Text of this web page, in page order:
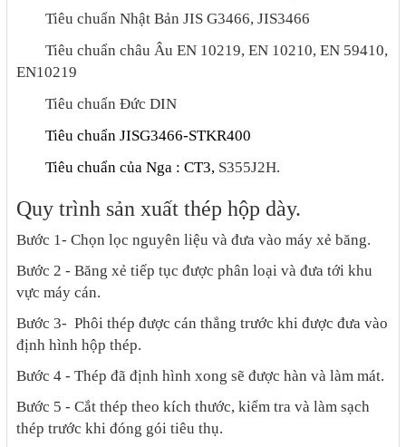
Tiêu chuẩn Nhật Bản JIS G3466, JIS3466
Tiêu chuẩn châu Âu EN 10219, EN 10210, EN 59410,
EN10219
Tiêu chuẩn Đức DIN
Tiêu chuẩn JISG3466-STKR400
Tiêu chuẩn của Nga : CT3, S355J2H.
Quy trình sản xuất thép hộp dày.
Bước 1- Chọn lọc nguyên liệu và đưa vào máy xẻ băng.
Bước 2 - Băng xẻ tiếp tục được phân loại và đưa tới khu
vực máy cán.
Bước 3- Phôi thép được cán thẳng trước khi được đưa vào
định hình hộp thép.
Bước 4 - Thép đã định hình xong sẽ được hàn và làm mát.
Bước 5 - Cắt thép theo kích thước, kiểm tra và làm sạch
thép trước khi đóng gói tiêu thụ.